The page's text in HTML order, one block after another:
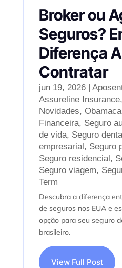
Broker ou
Seguros?
Diferença
Contratar
jun 19, 2026|
Assureline Insurance,
Novidades,
Financeira, Seguro
de vida, Seguro
empresarial , Seguro
Seguro residencial ,
Seguro viagem,
Term
Descubra a diferença
de seguros nos EUA e
opção para seu seguro
brasileiro.
View Full Post